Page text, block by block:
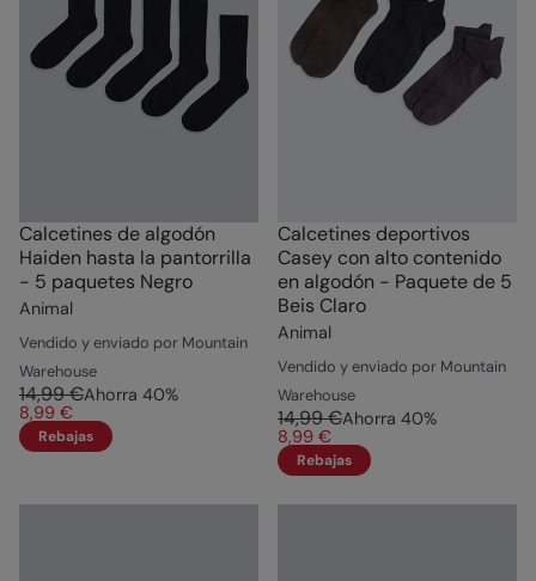
Calcetines de algodón
Haiden hasta la pantorrilla
- 5 paquetes Negro
Animal
Vendido y enviado por Mountain
Warehouse
14,99 €Ahorra 40%
8,99 €
Rebajas
Calcetines deportivos
Casey con alto contenido
en algodón - Paquete de 5
Beis Claro
Animal
Vendido y enviado por Mountain
Warehouse
14,99 €Ahorra 40%
8,99 €
Rebajas